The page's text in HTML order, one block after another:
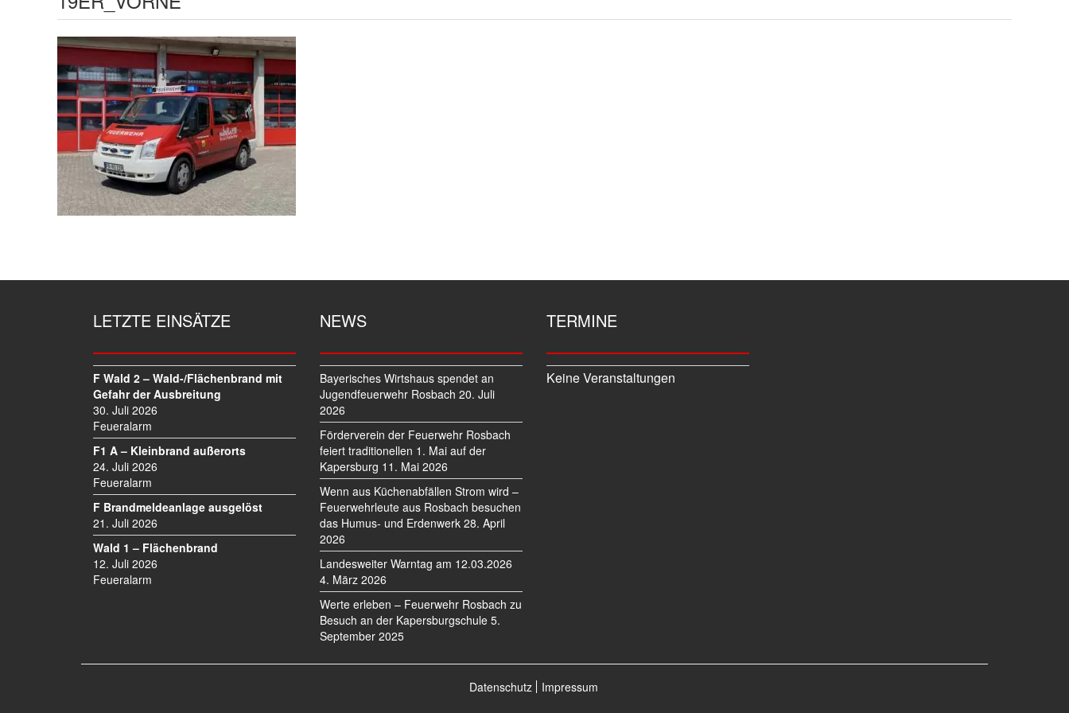
LETZTE EINSÄTZE
F Wald 2 – Wald-/Flächenbrand mit
Gefahr der Ausbreitung
30. Juli 2026
Feueralarm
F1 A – Kleinbrand außerorts
24. Juli 2026
Feueralarm
F Brandmeldeanlage ausgelöst
21. Juli 2026
Wald 1 – Flächenbrand
12. Juli 2026
Feueralarm
NEWS
Bayerisches Wirtshaus spendet an
Jugendfeuerwehr Rosbach 20. Juli
2026
Förderverein der Feuerwehr Rosbach
feiert traditionellen 1. Mai auf der
Kapersburg 11. Mai 2026
Wenn aus Küchenabfällen Strom wird –
Feuerwehrleute aus Rosbach besuchen
das Humus- und Erdenwerk 28. April
2026
Landesweiter Warntag am 12.03.2026
4. März 2026
Werte erleben – Feuerwehr Rosbach zu
Besuch an der Kapersburgschule 5.
September 2025
TERMINE
Keine Veranstaltungen
Datenschutz
Impressum